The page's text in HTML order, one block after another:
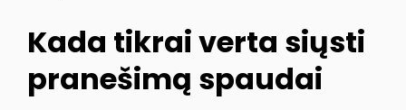
Kada tikrai verta siųsti
pranešimą spaudai